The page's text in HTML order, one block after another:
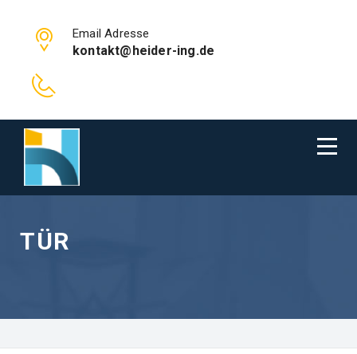
Email Adresse
kontakt@heider-ing.de
TÜR